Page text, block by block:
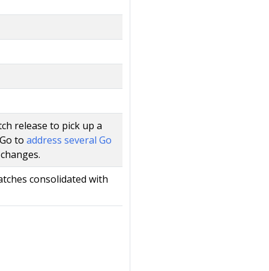
release to pick up a
to address several Go
consolidated with